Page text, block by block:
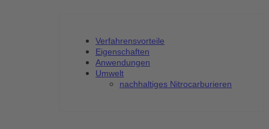
Verfahrensvorteile
Eigenschaften
Anwendungen
Umwelt
nachhaltiges Nitrocarburieren